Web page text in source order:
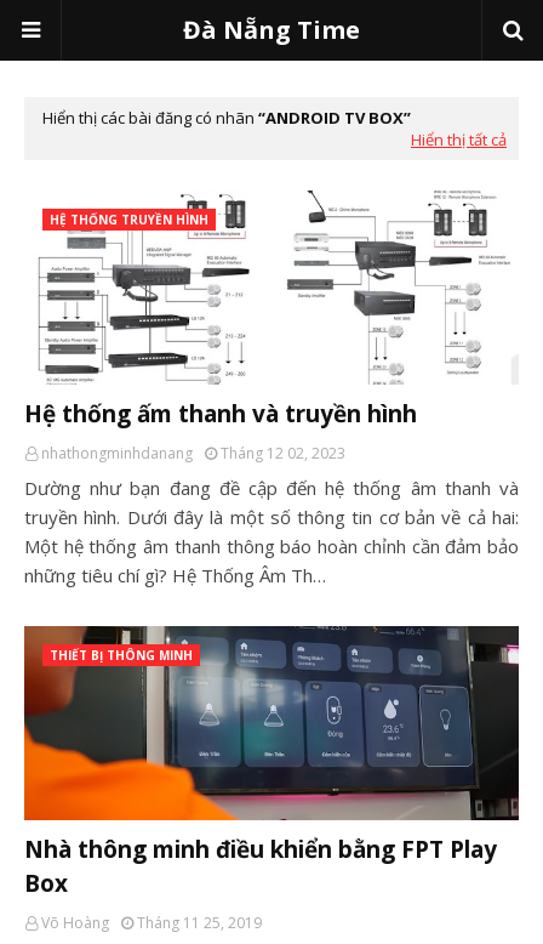
Đà Nẵng Time
Hiển thị các bài đăng có nhãn ANDROID TV BOX
Hiển thị tất cả
HỆ THỐNG TRUYỀN HÌNH
Hệ thống ấm thanh và truyền hình
nhathongminhdanang Tháng 12 02, 2023
Dường như bạn đang đề cập đến hệ thống âm thanh và
truyền hình. Dưới đây là một số thông tin cơ bản về cả hai:
Một hệ thống âm thanh thông báo hoàn chỉnh cần đảm bảo
những tiêu chí gì? Hệ Thống Âm Th…
THIẾT BỊ THÔNG MINH
Nhà thông minh điều khiển bằng FPT Play
Box
Võ Hoàng Tháng 11 25, 2019